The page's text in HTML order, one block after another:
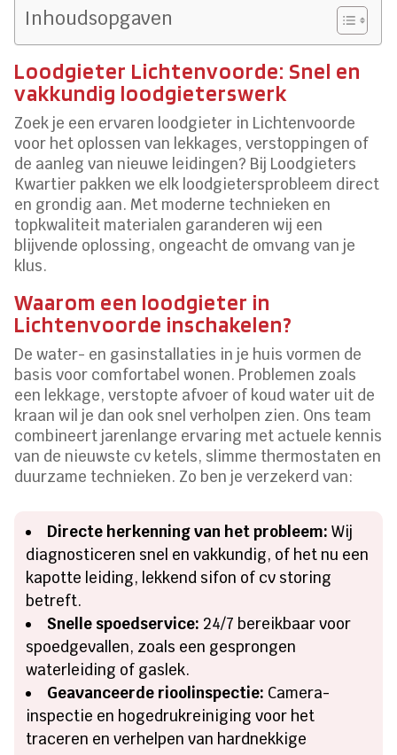
Inhoudsopgaven
Loodgieter Lichtenvoorde: Snel en
vakkundig loodgieterswerk
Zoek je een ervaren loodgieter in Lichtenvoorde
voor het oplossen van lekkages, verstoppingen of
de aanleg van nieuwe leidingen? Bij Loodgieters
Kwartier pakken we elk loodgietersprobleem direct
en grondig aan. Met moderne technieken en
topkwaliteit materialen garanderen wij een
blijvende oplossing, ongeacht de omvang van je
klus.
Waarom een loodgieter in
Lichtenvoorde inschakelen?
De water- en gasinstallaties in je huis vormen de
basis voor comfortabel wonen. Problemen zoals
een lekkage, verstopte afvoer of koud water uit de
kraan wil je dan ook snel verholpen zien. Ons team
combineert jarenlange ervaring met actuele kennis
van de nieuwste cv ketels, slimme thermostaten en
duurzame technieken. Zo ben je verzekerd van:
Directe herkenning van het probleem: Wij
diagnosticeren snel en vakkundig, of het nu een
kapotte leiding, lekkend sifon of cv storing
betreft.
Snelle spoedservice: 24/7 bereikbaar voor
spoedgevallen, zoals een gesprongen
waterleiding of gaslek.
Geavanceerde rioolinspectie: Camera-
inspectie en hogedrukreiniging voor het
traceren en verhelpen van hardnekkige